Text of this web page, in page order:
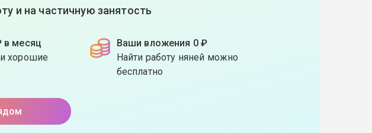
и на частичную занятость
в месяц
хорошие
Ваши вложения 0 ₽
Найти работу няней можно
бесплатно